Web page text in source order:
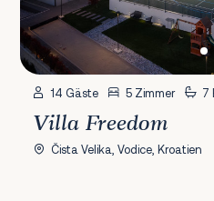
14 Gäste 5 Zimmer 7
Villa Freedom
Čista Velika, Vodice, Kroatien